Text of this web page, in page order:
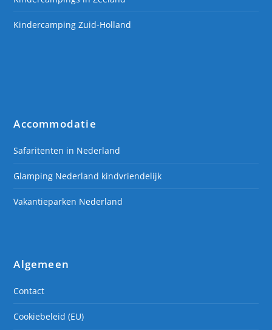
Kindercamping Zuid-Holland
Accommodatie
Safaritenten in Nederland
Glamping Nederland kindvriendelijk
Vakantieparken Nederland
Algemeen
Contact
Cookiebeleid (EU)